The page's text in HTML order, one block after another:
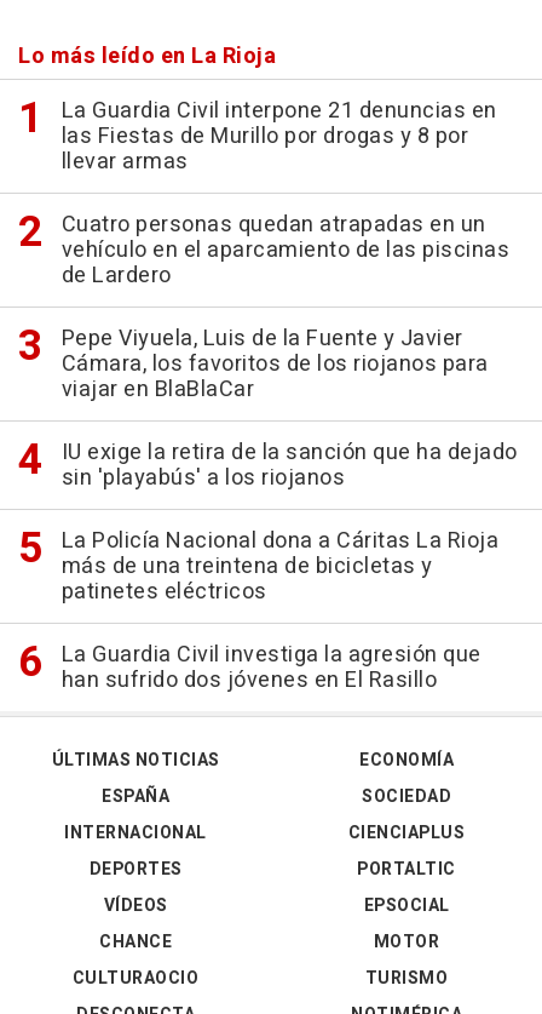
Lo más leído en La Rioja
La Guardia Civil interpone 21 denuncias en
las Fiestas de Murillo por drogas y 8 por
llevar armas
Cuatro personas quedan atrapadas en un
vehículo en el aparcamiento de las piscinas
de Lardero
Pepe Viyuela, Luis de la Fuente y Javier
Cámara, los favoritos de los riojanos para
viajar en BlaBlaCar
IU exige la retira de la sanción que ha dejado
sin 'playabús' a los riojanos
La Policía Nacional dona a Cáritas La Rioja
más de una treintena de bicicletas y
patinetes eléctricos
La Guardia Civil investiga la agresión que
han sufrido dos jóvenes en El Rasillo
ÚLTIMAS NOTICIAS
ESPAÑA
INTERNACIONAL
DEPORTES
VÍDEOS
ECONOMÍA
SOCIEDAD
CIENCIAPLUS
PORTALTIC
EPSOCIAL
CHANCE
CULTURAOCIO
MOTOR
TURISMO